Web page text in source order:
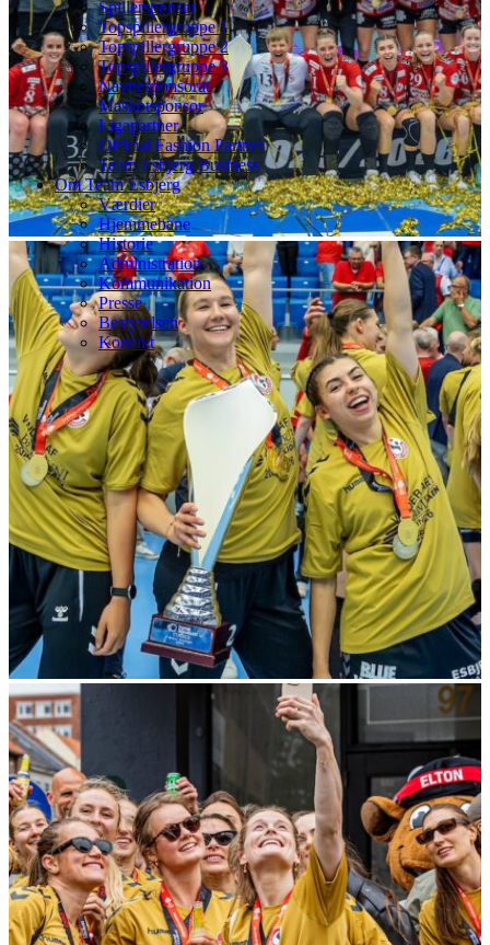
Spillersponsor
Topspillergruppe 1
Topspillergruppe 2
Topspillergruppe 3
Navnesponsorat
Maskotsponsor
Ligapartner
Official Fashion Partner
Team Esbjerg Business
Om Team Esbjerg
Værdier
Hjemmebane
Historie
Administration
Kommunikation
Presse
Bestyrelsen
Kontakt